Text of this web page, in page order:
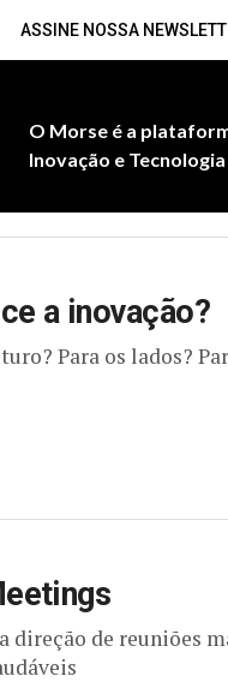
ASSINE NOSSA
O Morse é a
Inovação e
a inovação?
Para os lados?
direção de reuniões